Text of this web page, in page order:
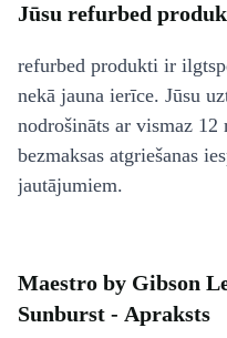
Jūsu refurbed
refurbed produkti ir
nekā jauna ierīce. Jūsu
nodrošināts ar vismaz 12
bezmaksas atgriešanas
jautājumiem.
Maestro by Gibson
Sunburst - Apraksts